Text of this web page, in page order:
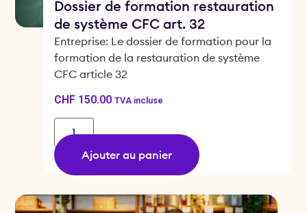
Dossier de formation restauration
de système CFC art. 32
Entreprise: Le dossier de formation pour la
formation de la restauration de système
CFC article 32
CHF150.00 TVA incluse
Ajouter au panier